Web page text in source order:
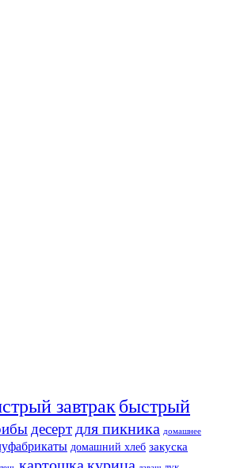
завтрак быстрый
десерт для пикника домашнее
домашний хлеб закуска